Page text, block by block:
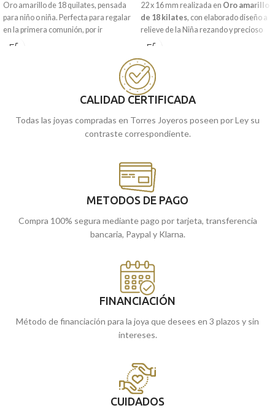
Oro amarillo de 18 quilates, pensada
para niño o niña. Perfecta para regalar
en la primera comunión, por ir
acompañada del cariñoso y protector
tiendas de Málaga y Melilla, o si lo
prefieres, encargarla online y te la
22 x 16 mm realizada en Oro amarillo
de 18 kilates, con elaborado diseño a
relieve de la Niña rezando y precioso
bisel exterior. Una medalla pensada
primera comunión.
Puedes encontrarla en nuestras
tiendas de Málaga, o si lo prefieres,
casa.
CALIDAD CERTIFICADA
Todas las joyas compradas en Torres Joyeros poseen por Ley su
contraste correspondiente.
METODOS DE PAGO
Compra 100% segura mediante pago por tarjeta, transferencia
bancaria, Paypal y Klarna.
FINANCIACIÓN
Método de financiación para la joya que desees en 3 plazos y sin
intereses.
CUIDADOS